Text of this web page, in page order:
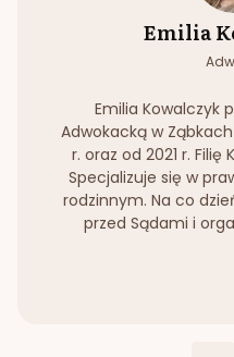
Emilia
Emilia Kowalczyk
Adwokacką w
r. oraz od 2021 r. Filię
Specjalizuje się w
rodzinnym. Na co
przed Sądami i